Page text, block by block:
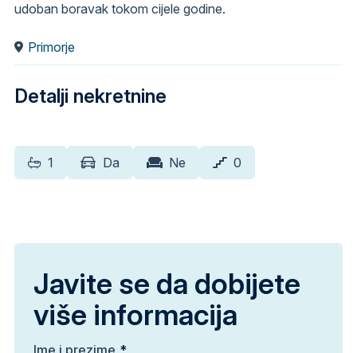
udoban boravak tokom cijele godine.
Primorje
Detalji nekretnine
1 Da Ne 0
Javite se da dobijete
više informacija